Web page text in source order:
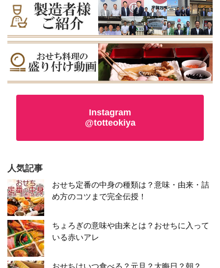
Instagram
@totteokiya
人気記事
おせち定番の中身の種類は？意味・由来・詰
め方のコツまで完全伝授！
ちょろぎの意味や由来とは？おせちに入って
いる赤いアレ